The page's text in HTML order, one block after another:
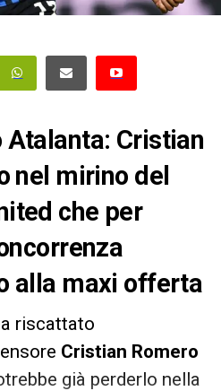
Cristian
nel mirino del
che per
alla maxi offerta
riscattato
Cristian Romero
già perderlo nella